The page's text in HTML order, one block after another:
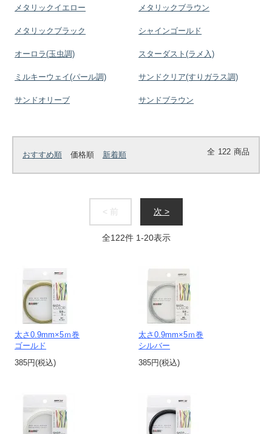
メタリックイエロー メタリックブラウン
メタリックブラック シャインゴールド
オーロラ(玉虫調) スターダスト(ラメ入)
ミルキーウェイ(パール調) サンドクリア(すりガラス調)
サンドオリーブ サンドブラウン
おすすめ順 価格順 新着順 全 122 商品
< 前 次 >
全122件 1-20表示
太さ0.9mm×5ｍ巻
ゴールド
385円(税込)
太さ0.9mm×5ｍ巻
シルバー
385円(税込)